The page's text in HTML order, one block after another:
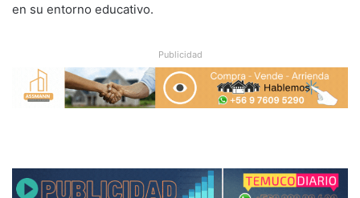
en su entorno educativo.
Publicidad